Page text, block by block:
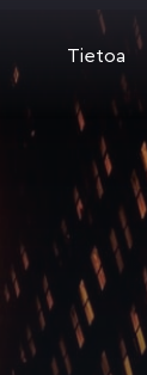
Tietoa